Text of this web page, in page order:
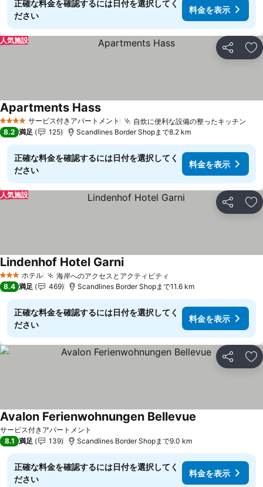
正確な料金を確認するには日付を選択してく
ださい
料金を表示
シェア お
人気施設
4 ホテルのランクサービス付きアパートメント 自炊に便利な設備の整ったキッチン
Apartments Hass料金を表示
8.2 満足 125 Scandlines Border Shopまで8.2 km
正確な料金を確認するには日付を選択してく
ださい
料金を表示
シェア お
人気施設
3 ホテルのランク
ホテル 海岸へのアクセスとアクティビティ
Lindenhof Hotel Garni料金を表示
8.4 満足 469 Scandlines Border Shopまで11.6 km
正確な料金を確認するには日付を選択してく
ださい
料金を表示
シェア お
サービス付きアパートメント
Avalon Ferienwohnungen Bellevue
8.1 満足 139 Scandlines Border Shopまで9.0 km
正確な料金を確認するには日付を選択してく
ださい
料金を表示